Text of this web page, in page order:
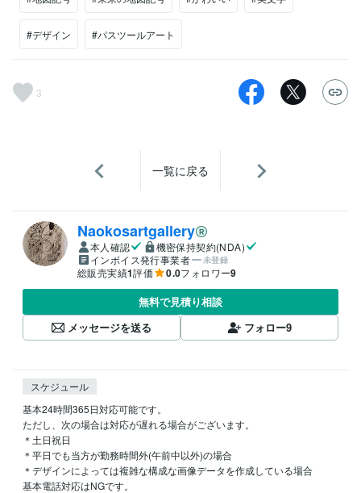
#デザイン #パスツールアート
3
一覧に戻る
Naokosartgallery
本人確認
機密保持契約(NDA)
インボイス発行事業者
未登録
総販売実績1評価 0.0フォロワー9
無料で見積り相談
メッセージを送る
フォロー9
スケジュール
基本24時間365日対応可能です。
ただし、次の場合は対応が遅れる場合がございます。
＊土日祝日
＊平日でも当方が勤務時間外(午前中以外)の場合
＊デザインによっては複雑な構成な画像データを作成している場合
基本電話対応はNGです。